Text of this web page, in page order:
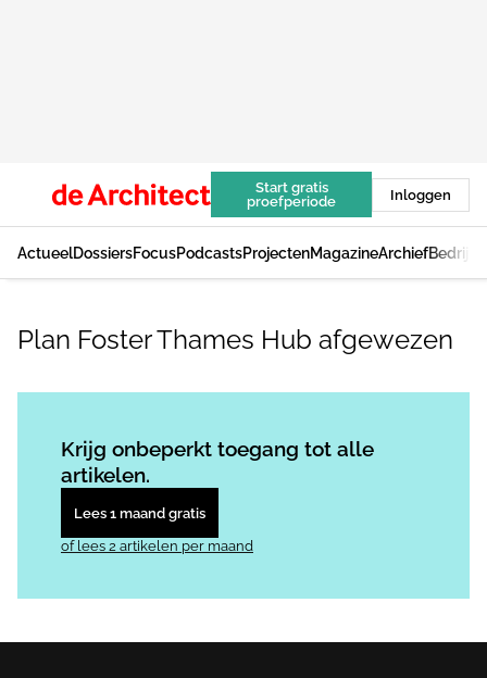
Start gratis
proefperiode
Inloggen
ActueelDossiersFocusPodcastsProjectenMagazineArchief
Plan Foster Thames Hub afgewezen
Krijg onbeperkt toegang tot alle
artikelen.
Lees 1 maand gratis
of lees 2 artikelen per maand